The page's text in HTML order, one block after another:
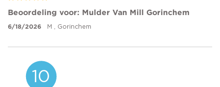
Beoordeling voor: Mulder Van Mill Gorinchem
6/18/2026 M , Gorinchem
10